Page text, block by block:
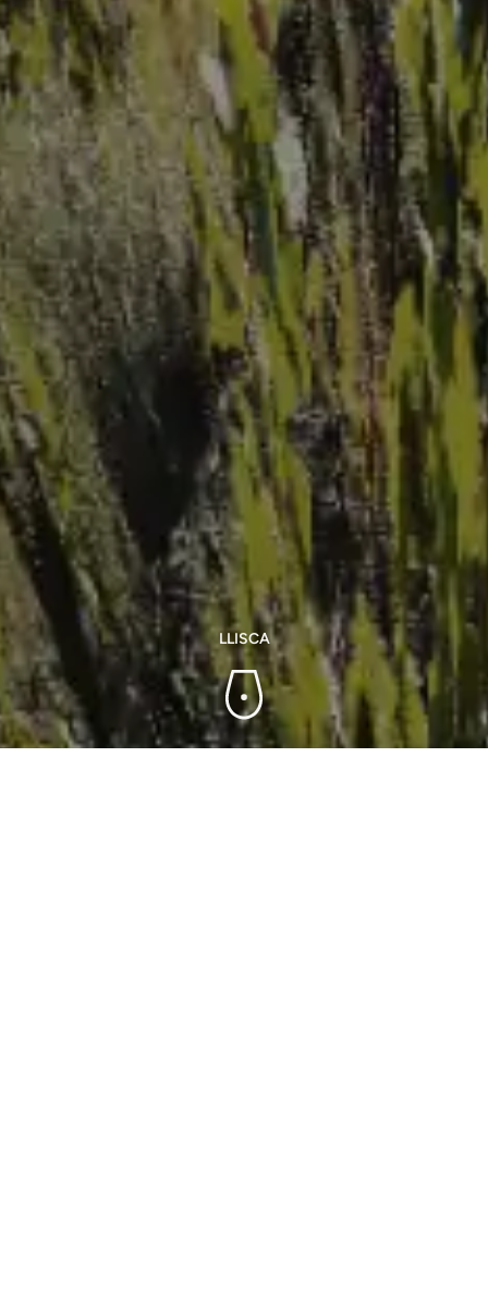
LLISCA